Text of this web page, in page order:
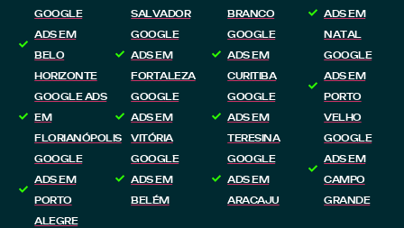
GOOGLE
ADS EM
BELO
HORIZONTE
GOOGLE ADS
EM
FLORIANÓPOLIS
GOOGLE
ADS EM
PORTO
ALEGRE
SALVADOR
GOOGLE
ADS EM
FORTALEZA
GOOGLE
ADS EM
VITÓRIA
GOOGLE
ADS EM
BELÉM
BRANCO
GOOGLE
ADS EM
CURITIBA
GOOGLE
ADS EM
TERESINA
GOOGLE
ADS EM
ARACAJU
ADS EM
NATAL
GOOGLE
ADS EM
PORTO
VELHO
GOOGLE
ADS EM
CAMPO
GRANDE